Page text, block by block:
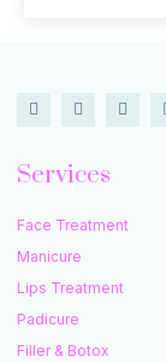
Services
Face Treatment
Manicure
Lips Treatment
Padicure
Filler & Botox